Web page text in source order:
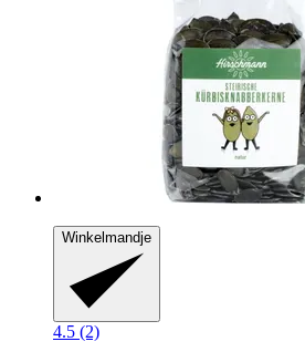
Winkelmandje
4.5 (2)